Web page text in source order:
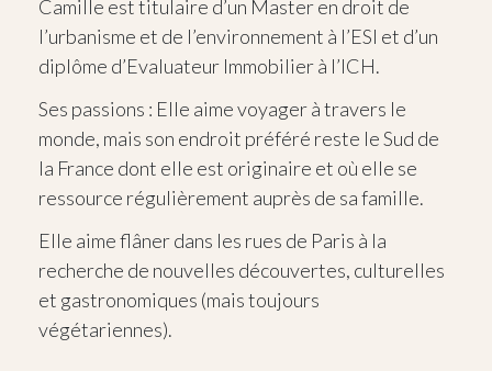
Camille est titulaire d’un Master en droit de
l’urbanisme et de l’environnement à l’ESI et d’un
diplôme d’Evaluateur Immobilier à l’ICH.
Ses passions : Elle aime voyager à travers le
monde, mais son endroit préféré reste le Sud de
la France dont elle est originaire et où elle se
ressource régulièrement auprès de sa famille.
Elle aime flâner dans les rues de Paris à la
recherche de nouvelles découvertes, culturelles
et gastronomiques (mais toujours
végétariennes).